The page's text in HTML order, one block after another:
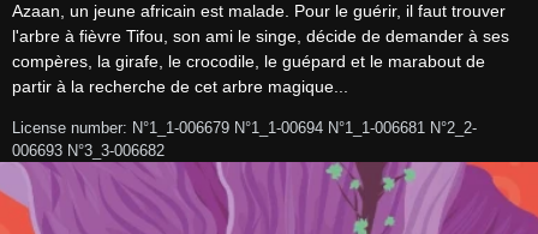
Azaan, un jeune africain est malade. Pour le guérir, il faut trouver
l'arbre à fièvre Tifou, son ami le singe, décide de demander à ses
compères, la girafe, le crocodile, le guépard et le marabout de
partir à la recherche de cet arbre magique...
License number: N°1_1-006679 N°1_1-00694 N°1_1-006681 N°2_2-
006693 N°3_3-006682